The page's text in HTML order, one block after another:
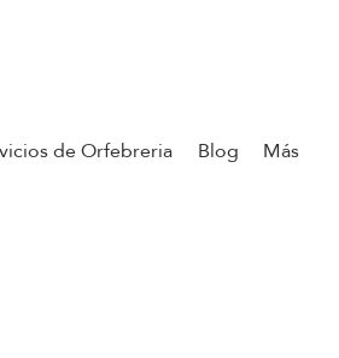
de Orfebreria Blog Más